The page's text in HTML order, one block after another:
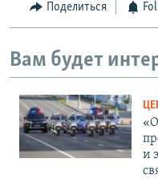
Поделиться
Вам будет
и